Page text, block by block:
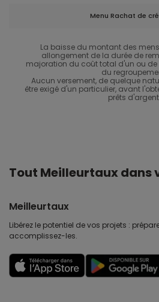
Menu Rachat de
La baisse du montant des
allongement de la durée de
majoration du coût total d'un ou de
du
Aucun versement, de quelque
être exigé d'un particulier, avant
prêts
Tout Meilleurtaux dans
Meilleurtaux
Libérez le potentiel de vos projets :
accomplissez-les.